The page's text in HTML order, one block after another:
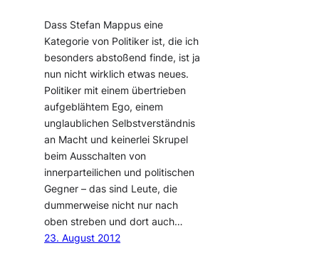
Dass Stefan Mappus eine
Kategorie von Politiker ist, die ich
besonders abstoßend finde, ist ja
nun nicht wirklich etwas neues.
Politiker mit einem übertrieben
aufgeblähtem Ego, einem
unglaublichen Selbstverständnis
an Macht und keinerlei Skrupel
beim Ausschalten von
innerparteilichen und politischen
Gegner – das sind Leute, die
dummerweise nicht nur nach
oben streben und dort auch…
23. August 2012